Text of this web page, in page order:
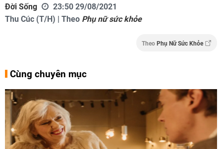
Đời Sống
23:50 29/08/2021
Thu Cúc (T/H) | Theo Phụ nữ sức khỏe
Theo Phụ Nữ Sức Khỏe
Cùng chuyên mục